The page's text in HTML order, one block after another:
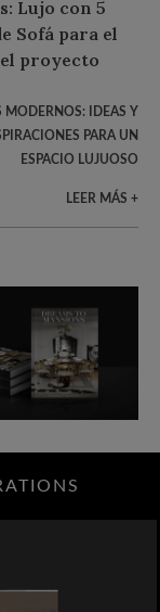
MODERNOS: IDEAS Y
PARA UN
ESPACIO LUJUOSO
LEER MÁS +